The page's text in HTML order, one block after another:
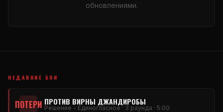
обновлениями.
НЕДАВНИЕ БОИ
ПОТЕРИ ПРОТИВ ВИРНЫ ДЖАНДИРОБЫ
Решение - Единогласное · 3 раунда · 5:00